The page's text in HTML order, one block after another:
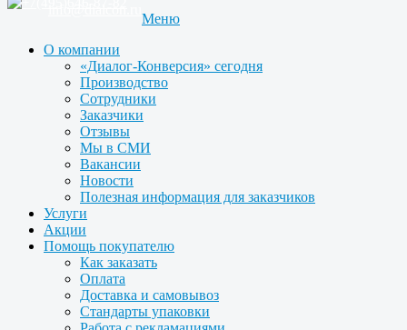
Меню
О компании
«Диалог-Конверсия» сегодня
Производство
Сотрудники
Заказчики
Отзывы
Мы в СМИ
Вакансии
Новости
Полезная информация для заказчиков
Услуги
Акции
Помощь покупателю
Как заказать
Оплата
Доставка и самовывоз
Стандарты упаковки